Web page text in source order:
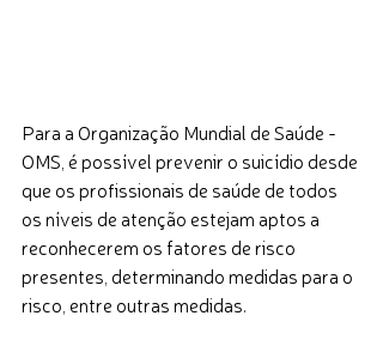
Para a Organização Mundial de Saúde -
OMS, é possível prevenir o suicídio desde
que os profissionais de saúde de todos
os níveis de atenção estejam aptos a
reconhecerem os fatores de risco
presentes, determinando medidas para o
risco, entre outras medidas.